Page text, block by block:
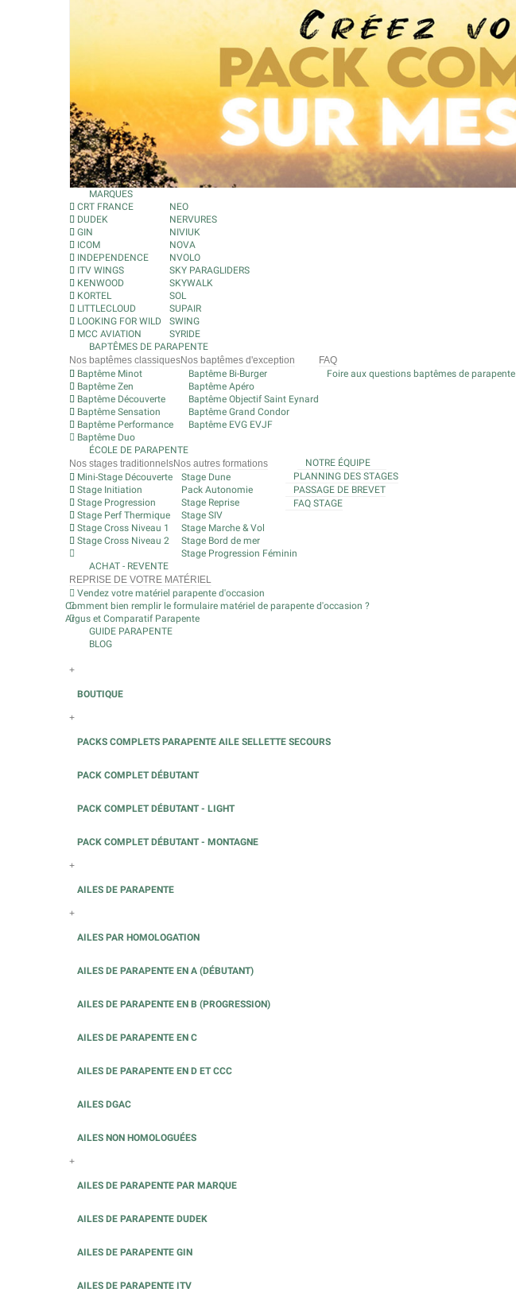
MARQUES
CRT FRANCE
DUDEK
GIN
ICOM
INDEPENDENCE
ITV WINGS
KENWOOD
KORTEL
LITTLECLOUD
LOOKING FOR WILD
MCC AVIATION
NEO
NERVURES
NIVIUK
NOVA
NVOLO
SKY PARAGLIDERS
SKYWALK
SOL
SUPAIR
SWING
SYRIDE
BAPTÊMES DE PARAPENTE
Nos baptêmes classiques
Baptême Minot
Baptême Zen
Baptême Découverte
Baptême Sensation
Baptême Performance
Baptême Duo
Nos baptêmes d'exception
Baptême Bi-Burger
Baptême Apéro
Baptême Objectif Saint Eynard
Baptême Grand Condor
Baptême EVG EVJF
FAQ
Foire aux questions baptêmes de parapente
ÉCOLE DE PARAPENTE
Nos stages traditionnels
Mini-Stage Découverte
Stage Initiation
Stage Progression
Stage Perf Thermique
Stage Cross Niveau 1
Stage Cross Niveau 2
Nos autres formations
Stage Dune
Pack Autonomie
Stage Reprise
Stage SIV
Stage Marche & Vol
Stage Bord de mer
Stage Progression Féminin
NOTRE ÉQUIPE
PLANNING DES STAGES
PASSAGE DE BREVET
FAQ STAGE
ACHAT - REVENTE
REPRISE DE VOTRE MATÉRIEL
Vendez votre matériel parapente d'occasion
Comment bien remplir le formulaire matériel de parapente d'occasion ?
Argus et Comparatif Parapente
GUIDE PARAPENTE
BLOG
+
BOUTIQUE
+
PACKS COMPLETS PARAPENTE AILE SELLETTE SECOURS
PACK COMPLET DÉBUTANT
PACK COMPLET DÉBUTANT - LIGHT
PACK COMPLET DÉBUTANT - MONTAGNE
+
AILES DE PARAPENTE
+
AILES PAR HOMOLOGATION
AILES DE PARAPENTE EN A (DÉBUTANT)
AILES DE PARAPENTE EN B (PROGRESSION)
AILES DE PARAPENTE EN C
AILES DE PARAPENTE EN D ET CCC
AILES DGAC
AILES NON HOMOLOGUÉES
+
AILES DE PARAPENTE PAR MARQUE
AILES DE PARAPENTE DUDEK
AILES DE PARAPENTE GIN
AILES DE PARAPENTE ITV